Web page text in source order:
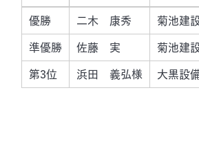
優勝 二木 康秀 菊池建
準優勝 佐藤 実 菊池建
第3位 浜田 義弘様 大黒設